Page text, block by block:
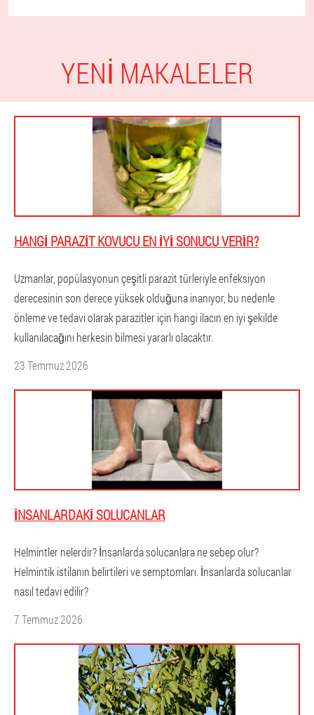
YENI MAKALELER
HANGI PARAZIT KOVUCU EN IYI SONUCU VERIR?
Uzmanlar, popülasyonun çeşitli parazit türleriyle enfeksiyon
derecesinin son derece yüksek olduğuna inanıyor, bu nedenle
önleme ve tedavi olarak parazitler için hangi ilacın en iyi şekilde
kullanılacağını herkesin bilmesi yararlı olacaktır.
23 Temmuz 2026
İNSANLARDAKI SOLUCANLAR
Helmintler nelerdir? İnsanlarda solucanlara ne sebep olur?
Helmintik istilanın belirtileri ve semptomları. İnsanlarda solucanlar
nasıl tedavi edilir?
7 Temmuz 2026